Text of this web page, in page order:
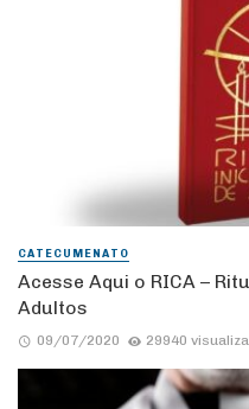
CATECUMENATO
Acesse Aqui o RICA –
Adultos
09/07/2020 29940